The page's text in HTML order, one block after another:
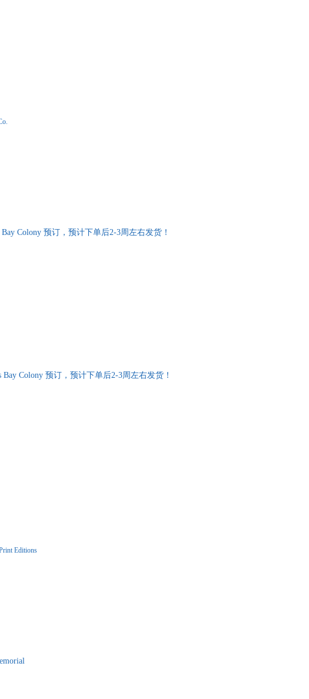
Bay Colony 预订，预计下单后2-3周左右发货！
Bay Colony 预订，预计下单后2-3周左右发货！
Editions